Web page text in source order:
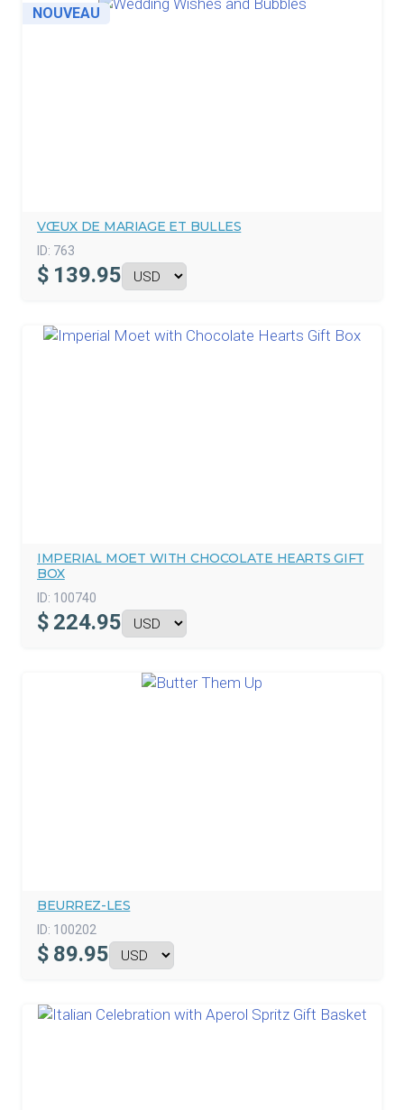
NOUVEAU
VŒUX DE MARIAGE ET BULLES
ID: 763
$ 139.95
IMPERIAL MOET WITH CHOCOLATE HEARTS GIFT
BOX
ID: 100740
$ 224.95
BEURREZ-LES
ID: 100202
$ 89.95